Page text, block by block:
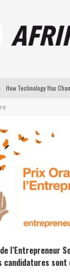
How Technology Has
l’Entrepreneur
candidatures